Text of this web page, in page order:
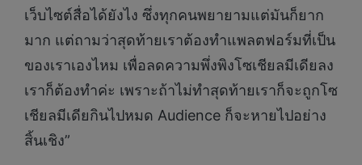
เว็บไซต์สื่อได้ยังไง ซึ่งทุกคนพยายามแต่มันก็ยาก
มาก แต่ถามว่าสุดท้ายเราต้องทําแพลตฟอร์มที่เป็น
ของเราเองไหม เพื่อลดความพึ่งพิงโซเชียลมีเดียลง
เราก็ต้องทำค่ะ เพราะถ้าไม่ทําสุดท้ายเราก็จะถูกโซ
เชียลมีเดียกินไปหมด Audience ก็จะหายไปอย่าง
สิ้นเชิง”